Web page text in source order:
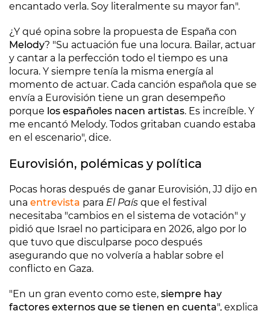
encantado verla. Soy literalmente su mayor fan".
¿Y qué opina sobre la propuesta de España con
Melody? "Su actuación fue una locura. Bailar, actuar
y cantar a la perfección todo el tiempo es una
locura. Y siempre tenía la misma energía al
momento de actuar. Cada canción española que se
envía a Eurovisión tiene un gran desempeño
porque los españoles nacen artistas. Es increíble. Y
me encantó Melody. Todos gritaban cuando estaba
en el escenario", dice.
Eurovisión, polémicas y política
Pocas horas después de ganar Eurovisión, JJ dijo en
una entrevista para El País que el festival
necesitaba "cambios en el sistema de votación" y
pidió que Israel no participara en 2026, algo por lo
que tuvo que disculparse poco después
asegurando que no volvería a hablar sobre el
conflicto en Gaza.
"En un gran evento como este, siempre hay
factores externos que se tienen en cuenta", explica